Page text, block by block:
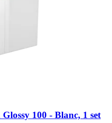
100 -​ Blanc, 1 set